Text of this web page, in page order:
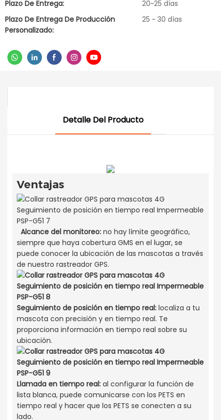
Plazo De Entrega:
20~25 días
Plazo De Entrega De Producción
Personalizado:
25 ~ 30 días
Detalle Del Producto
Ventajas
Alcance del monitoreo:no hay límite geográfico,
siempre que haya cobertura GMS en el lugar, se
puede conocer la ubicación de las mascotas a través
de nuestro rastreador GPS.
Seguimiento de posición en tiempo real:localiza a tu
mascota con precisión y en tiempo real. Te
proporciona información en tiempo real sobre su
ubicación.
Llamada en tiempo real:al configurar la función de
lista blanca, puede comunicarse con los PETS en
tiempo real y hacer que los PETS se conecten a su
lado.